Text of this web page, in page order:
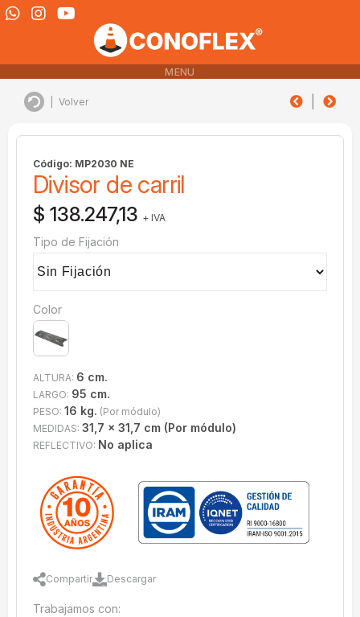
MENU
Volver
Código: MP2030 NE
Divisor de carril
$ 138.247,13 + IVA
Tipo de Fijación
Color
ALTURA: 6 cm.
LARGO: 95 cm.
PESO: 16 kg. (Por módulo)
MEDIDAS: 31,7 x 31,7 cm (Por módulo)
REFLECTIVO: No aplica
Compartir Descargar
Trabajamos con: